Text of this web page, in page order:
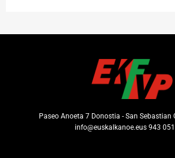
Paseo Anoeta 7 Donostia - San Sebastian
info@euskalkanoe.eus 943